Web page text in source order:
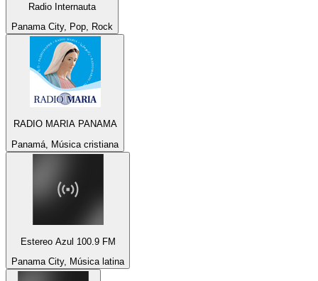
Radio Internauta
Panama City, Pop, Rock
RADIO MARIA PANAMA
Panamá, Música cristiana
Estereo Azul 100.9 FM
Panama City, Música latina